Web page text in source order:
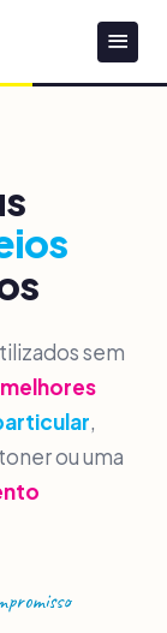
sem
,
ou uma